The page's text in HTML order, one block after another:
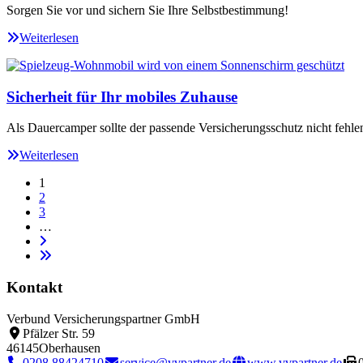
Sorgen Sie vor und sichern Sie Ihre Selbstbestimmung!
Weiterlesen
Sicherheit für Ihr mobiles Zuhause
Als Dauercamper sollte der passende Versicherungsschutz nicht
Weiterlesen
1
2
3
…
Kontakt
Verbund Versicherungspartner GmbH
Pfälzer Str. 59
46145Oberhausen